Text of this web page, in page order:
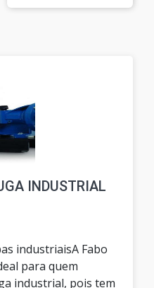
INDUSTRIAL
industriaisA Fabo
para quem
industrial, pois tem